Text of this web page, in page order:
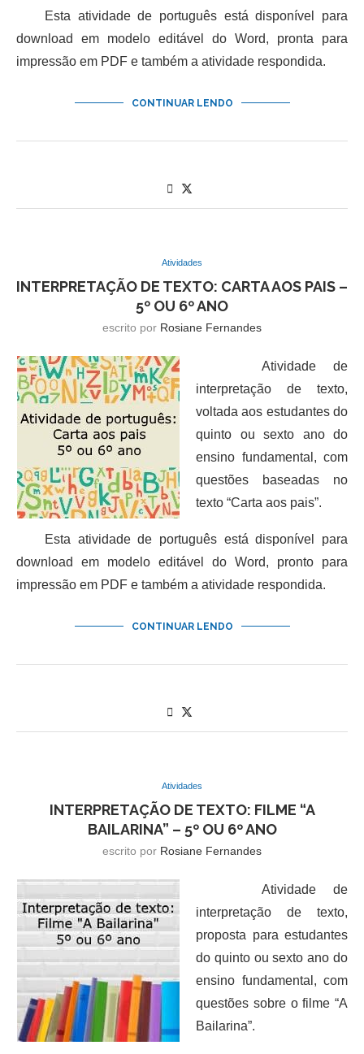
Esta atividade de português está disponível para
download em modelo editável do Word, pronta para
impressão em PDF e também a atividade respondida.
CONTINUAR LENDO
Atividades
INTERPRETAÇÃO DE TEXTO: CARTA AOS PAIS –
5º OU 6º ANO
escrito por Rosiane Fernandes
Atividade de
interpretação de texto,
voltada aos estudantes do
quinto ou sexto ano do
ensino fundamental, com
questões baseadas no
texto “Carta aos pais”.
Esta atividade de português está disponível para
download em modelo editável do Word, pronto para
impressão em PDF e também a atividade respondida.
CONTINUAR LENDO
Atividades
INTERPRETAÇÃO DE TEXTO: FILME “A
BAILARINA” – 5º OU 6º ANO
escrito por Rosiane Fernandes
Atividade de
interpretação de texto,
proposta para estudantes
do quinto ou sexto ano do
ensino fundamental, com
questões sobre o filme “A
Bailarina”.